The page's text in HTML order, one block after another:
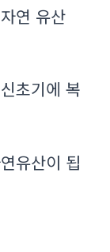
연 유산
초기에 복
유산이 됩